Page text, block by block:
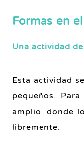
Formas en
Una actividad
Esta actividad
pequeños.
amplio, donde
libremente.